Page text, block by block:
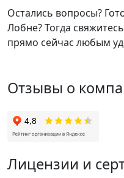
Остались вопросы?
Лобне? Тогда
прямо сейчас любым
Отзывы о
Лицензии и